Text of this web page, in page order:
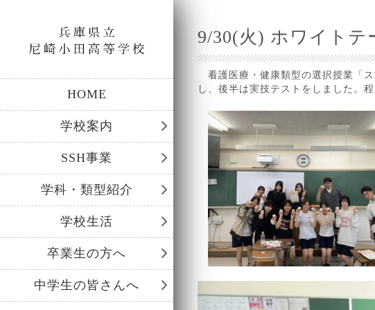
HOME
学校案内
SSH事業
学科・類型紹介
学校生活
卒業生の方へ
中学生の皆さんへ
9/30(火) ホワイトテ
看護医療・健康類型の選択授業「
し、後半は実技テストをしました。
画